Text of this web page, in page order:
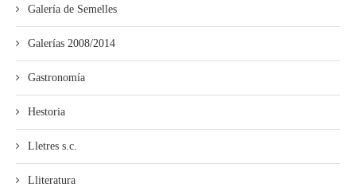
Galería de Semelles
Galerías 2008/2014
Gastronomía
Hestoria
Lletres s.c.
Lliteratura